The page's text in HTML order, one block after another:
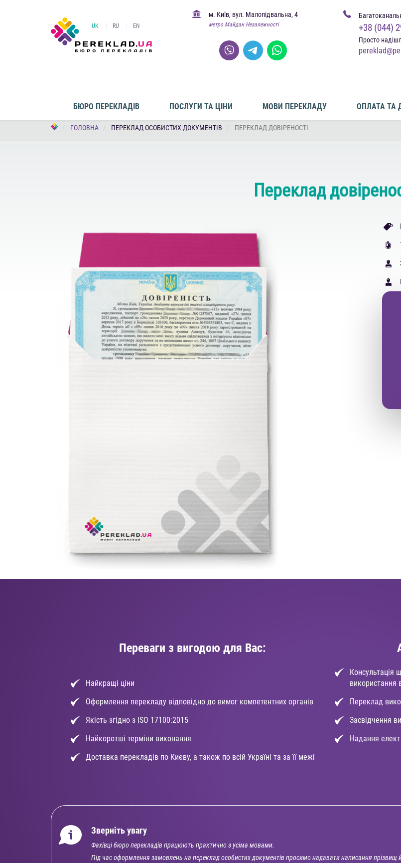
UK RU EN
м. Київ, вул. Малопідвальна, 4
метро Майдан Незалежності +38 (044)
Просто
БЮРО ПЕРЕКЛАДІВ ПОСЛУГИ ТА ЦІНИ МОВИ ПЕРЕКЛАДУ ОПЛАТА ТА
ГОЛОВНА ПЕРЕКЛАД ОСОБИСТИХ ДОКУМЕНТІВ ПЕРЕКЛАД ДОВІРЕНОСТІ
Переклад
Переваги з вигодою для Вас:
Найкращі ціни
Оформлення перекладу відповідно до вимог компетентних органів
Якість згідно з ISO 17100:2015
Найкоротші терміни виконання
Доставка перекладів по Києву, а також по всій Україні та за її межі
Консультація
використання
Переклад
Засвідчення
Надання
Зверніть увагу
Фахівці бюро перекладів працюють практично з усіма мовами.
Під час оформлення замовлень на переклад особистих документів просимо надавати написання прізвищ